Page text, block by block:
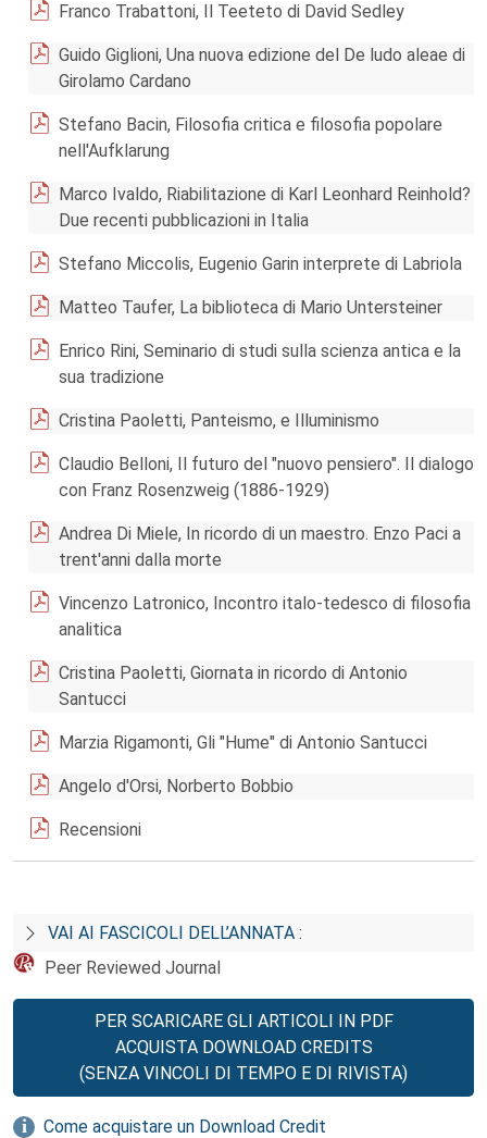
Franco Trabattoni, Il Teeteto di David Sedley
Guido Giglioni, Una nuova edizione del De ludo aleae di
Girolamo Cardano
Stefano Bacin, Filosofia critica e filosofia popolare
nell'Aufklarung
Marco Ivaldo, Riabilitazione di Karl Leonhard Reinhold?
Due recenti pubblicazioni in Italia
Stefano Miccolis, Eugenio Garin interprete di Labriola
Matteo Taufer, La biblioteca di Mario Untersteiner
Enrico Rini, Seminario di studi sulla scienza antica e la
sua tradizione
Cristina Paoletti, Panteismo, e Illuminismo
Claudio Belloni, Il futuro del "nuovo pensiero". Il dialogo
con Franz Rosenzweig (1886-1929)
Andrea Di Miele, In ricordo di un maestro. Enzo Paci a
trent'anni dalla morte
Vincenzo Latronico, Incontro italo-tedesco di filosofia
analitica
Cristina Paoletti, Giornata in ricordo di Antonio
Santucci
Marzia Rigamonti, Gli "Hume" di Antonio Santucci
Angelo d'Orsi, Norberto Bobbio
Recensioni
VAI AI FASCICOLI DELL’ANNATA :
Peer Reviewed Journal
PER SCARICARE GLI ARTICOLI IN PDF
ACQUISTA DOWNLOAD CREDITS
(SENZA VINCOLI DI TEMPO E DI RIVISTA)
Come acquistare un Download Credit